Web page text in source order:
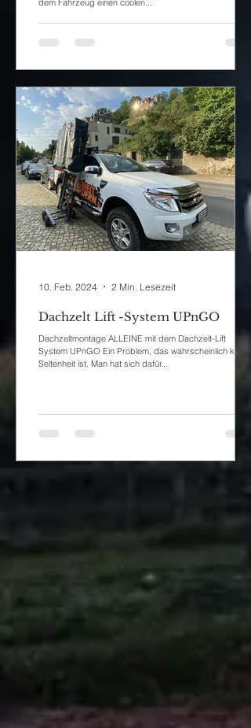
dem Fahrzeug einen coolen...
Dachzelt Lift -System UPnGO
Dachzeltmontage ALLEINE mit dem Dachzelt-Lift
System UPnGO Ein Problem, das wahrscheinlich keine
Seltenheit ist. Man hat sich dafür...
10. Feb. 2024 2 Min. Lesezeit